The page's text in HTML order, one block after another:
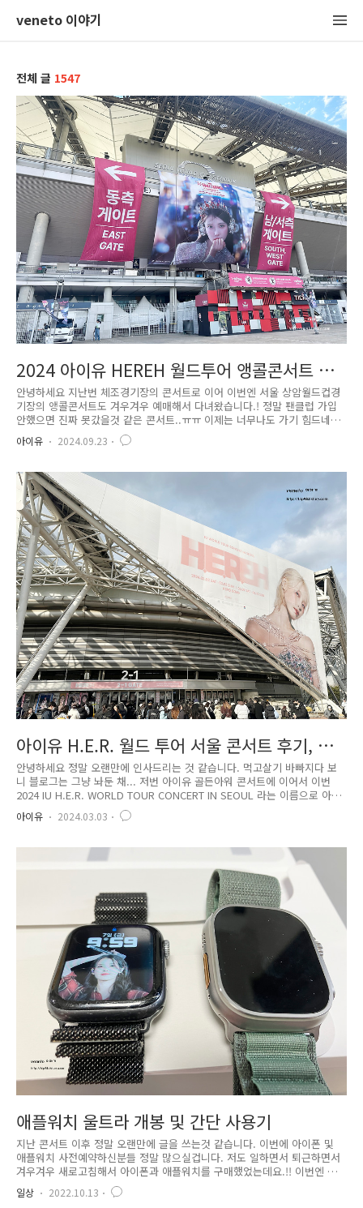
veneto 이야기
전체 글 1547
2024 아이유 HEREH 월드투어 앵콜콘서트 간
단 후기
안녕하세요 지난번 체조경기장의 콘서트로 이어 이번엔 서울 상암월드컵경
기장의 앵콜콘서트도 겨우겨우 예매해서 다녀왔습니다.! 정말 팬클럽 가입
안했으면 진짜 못갔을것 같은 콘서트..ㅠㅠ 이제는 너무나도 가기 힘드네
요..ㅠㅠ맑은 하늘의 콘서트 당일! 저는 9월 22일 일콘을 다녀왔습니다.! 주
차는 평화의 공원 주차장으로 갔는데 이 날 홈플러스가 휴무라 주차장이
습니다.평화의 공원 주차장은 서울 월드컵 경기장과 바로 연결되어 올라갈
수 있는 길이 있어서 편해보였습니다..ㅎㅎ 다만 매표소가 완전 정 반대라
조금 걸어다녀야 하는 불편함이...ㅠㅠ매표소가 오후 1시부터 시작하다보
니 오후 2시쯤 슬슬 올라가보았습니다. 오오... 아주 멋있는 포스..
아이유 2024.09.23
아이유 H.E.R. 월드 투어 서울 콘서트 후기, 올
림픽공원 주차 팁
안녕하세요 정말 오랜만에 인사드리는 것 같습니다. 먹고살기 바빠지다 보
니 블로그는 그냥 놔둔 채... 저번 아이유 골든아워 콘서트에 이어서 이번
2024 IU H.E.R. WORLD TOUR CONCERT IN SEOUL 라는 이름으로 아
이유님의 월드투어 콘서트의 첫 시작을 함께하게 되어 후기를 남겨볼까 합
니다. 올림픽 공원의 체조경기장은 정말 오랜만인것 같아요. 마지막으로 왔
주차를 올림픽공원 북2문쪽으로 들어가서 체조경기장을 오른쪽에 두고 왼
쪽으로 들어가는 길에 주차했었습니다. 항상 오후 3시쯤 선결제를 하고 들
어갔는데 이제는 후불제로 바뀐 것 같더라구요. 올림픽공원 홈페이지에 가
면 위와 같이 써있더라구요. 저는 경차라 50퍼센..
아이유 2024.03.03
애플워치 울트라 개봉 및 간단 사용기
지난 콘서트 이후 정말 오랜만에 글을 쓰는것 같습니다. 이번에 아이폰 및
애플워치 사전예약하신분들 정말 많으실겁니다. 저도 일하면서 퇴근하면서
겨우겨우 새로고침해서 아이폰과 애플워치를 구매했었는데요.!! 이번엔 애
플워치부터 간단하게 살펴봅시다.! 다양한곳에서 애플워치 사전예약을 했
었는데요. 저는 쿠팡에서 구매하게 되었습니다. 어쩌다보니 물량이 떠서 구
일상 2022.10.13